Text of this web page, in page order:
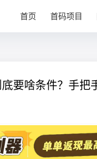
首页 首码项目
要啥条件？手把